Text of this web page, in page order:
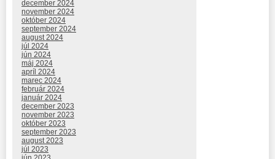
december 2024
november 2024
október 2024
september 2024
august 2024
júl 2024
jún 2024
máj 2024
apríl 2024
marec 2024
február 2024
január 2024
december 2023
november 2023
október 2023
september 2023
august 2023
júl 2023